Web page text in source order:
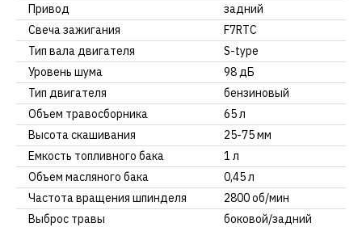
Привод
задний
Свеча зажигания
F7RTC
Тип вала двигателя
S-type
Уровень шума
98 дБ
Тип двигателя
бензиновый
Объем травосборника
65 л
Высота скашивания
25-75 мм
Емкость топливного бака
1 л
Объем масляного бака
0,45 л
Частота вращения шпинделя
2800 об/мин
Выброс травы
боковой/задний